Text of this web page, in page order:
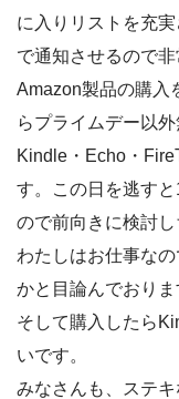
に入りリストを充
で通知させるので非
Amazon製品の購入
らプライムデー以
Kindle・Echo・
す。この日を逃す
ので前向きに検討し
わたしはお仕事な
かと目論んでおりま
そして購入したら
いです。
みなさんも、ステ